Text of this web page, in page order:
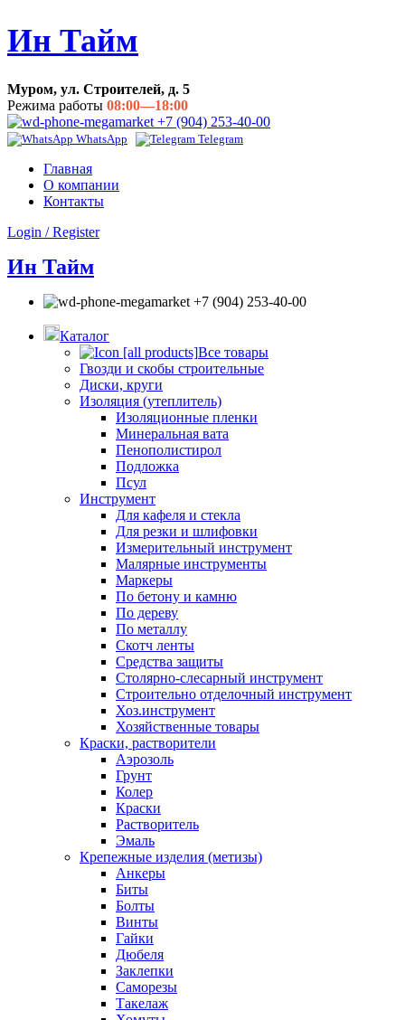
Ин Тайм
Муром, ул. Строителей, д. 5
Режима работы 08:00—18:00
+7 (904) 253-40-00
WhatsApp Telegram
Главная
О компании
Контакты
Login / Register
Ин Тайм
+7 (904) 253-40-00
Каталог
Все товары
Гвозди и скобы строительные
Диски, круги
Изоляция (утеплитель)
Изоляционные пленки
Минеральная вата
Пенополистирол
Подложка
Псул
Инструмент
Для кафеля и стекла
Для резки и шлифовки
Измерительный инструмент
Малярные инструменты
Маркеры
По бетону и камню
По дереву
По металлу
Скотч ленты
Средства защиты
Столярно-слесарный инструмент
Строительно отделочный инструмент
Хоз.инструмент
Хозяйственные товары
Краски, растворители
Аэрозоль
Грунт
Колер
Краски
Растворитель
Эмаль
Крепежные изделия (метизы)
Анкеры
Биты
Болты
Винты
Гайки
Дюбеля
Заклепки
Саморезы
Такелаж